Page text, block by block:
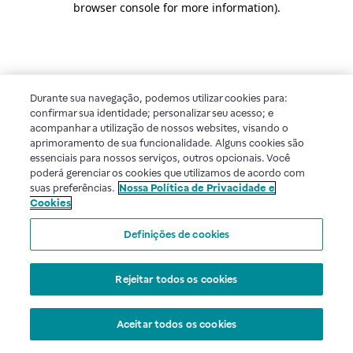
browser console for more information).
Durante sua navegação, podemos utilizar cookies para:
confirmar sua identidade; personalizar seu acesso; e
acompanhar a utilização de nossos websites, visando o
aprimoramento de sua funcionalidade. Alguns cookies são
essenciais para nossos serviços, outros opcionais. Você
poderá gerenciar os cookies que utilizamos de acordo com
suas preferências. Nossa Política de Privacidade e
Cookies
Definições de cookies
Rejeitar todos os cookies
Aceitar todos os cookies